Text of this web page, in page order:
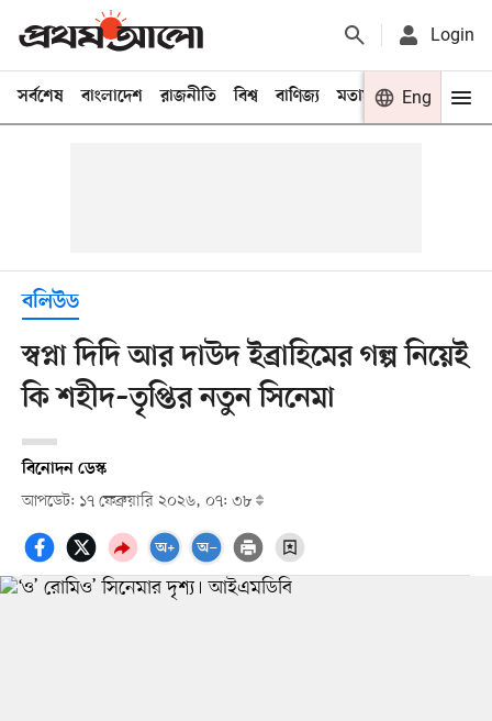
Login
সর্বশেষ বাংলাদেশ রাজনীতি বিশ্ব বাণিজ্য মতামত খেলা
Eng
বলিউড
স্বপ্না দিদি আর দাউদ ইব্রাহিমের গল্প নিয়েই
কি শহীদ–তৃপ্তির নতুন সিনেমা
বিনোদন ডেস্ক
আপডেট: ১৭ ফেব্রুয়ারি ২০২৬, ০৭: ৩৮